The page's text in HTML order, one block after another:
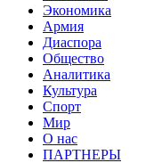
Экономика
Армия
Диаспора
Общество
Аналитика
Культура
Спорт
Мир
О нас
ПАРТНЕРЫ